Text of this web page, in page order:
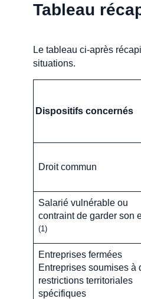
Tableau
Le tableau ci-après
situations.
Dispositifs concernés
Droit commun
Salarié vulnérable ou
contraint de garder son
(1)
Entreprises fermées
Entreprises soumises à
restrictions territoriales
spécifiques